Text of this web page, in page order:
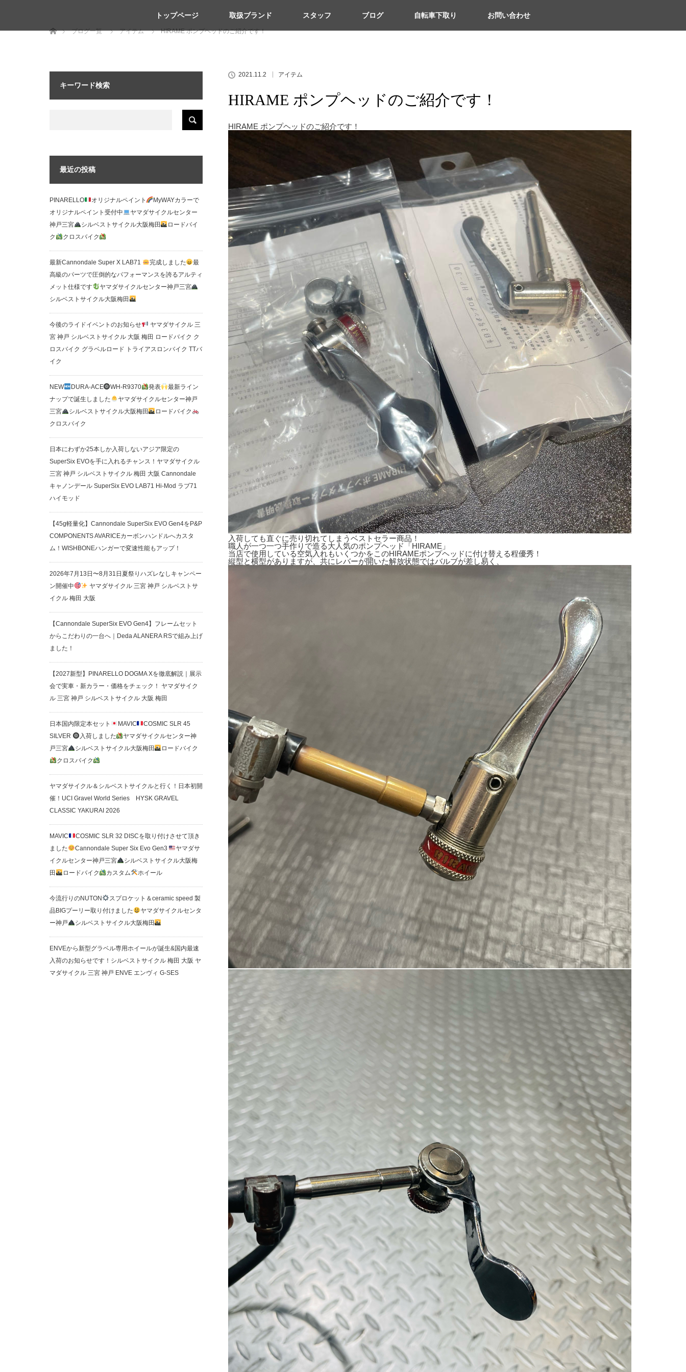
トップページ 取扱ブランド スタッフ ブログ 自転車下取り お問い合わせ
ブログ一覧
アイテム HIRAME ポンプヘッドのご紹介です！
2021.11.2 アイテム
HIRAME ポンプヘッドのご紹介です！
HIRAME ポンプヘッドのご紹介です！
入荷しても直ぐに売り切れてしまうベストセラー商品！
職人が一つ一つ手作りで造る大人気のポンプヘッド「HIRAME」
当店で使用している空気入れもいくつかをこのHIRAMEポンプヘッドに付け替える程優秀！
縦型と横型がありますが、共にレバーが開いた解放状態ではバルブが差し易く、
キーワード検索
最近の投稿
PINARELLO オリジナルペイント
MyWAYカラーで
オリジナルペイント受付中
ヤマダサイクルセンター
神戸三宮
シルベストサイクル大阪梅田
ロードバイ
ク
クロスバイク
最新Cannondale Super X LAB71 完成しました
最
高級のパーツで圧倒的なパフォーマンスを誇るアルティ
メット仕様です
ヤマダサイクルセンター神戸三宮
シルベストサイクル大阪梅田
今後のライドイベントのお知らせ
ヤマダサイクル 三
宮 神戸 シルベストサイクル 大阪 梅田 ロードバイク ク
ロスバイク グラベルロード トライアスロンバイク TTバ
イク
NEW DURA-ACE WH-R9370 発表
最新ライン
ナップで誕生しました
ヤマダサイクルセンター神戸
三宮
シルベストサイクル大阪梅田
ロードバイク
クロスバイク
日本にわずか25本しか入荷しないアジア限定の
SuperSix EVOを手に入れるチャンス！ヤマダサイクル
三宮 神戸 シルベストサイクル 梅田 大阪 Cannondale
キャノンデール SuperSix EVO LAB71 Hi-Mod ラブ71
ハイモッド
【45g軽量化】Cannondale SuperSix EVO Gen4をP&P
COMPONENTS AVARICEカーボンハンドルへカスタ
ム！WISHBONEハンガーで変速性能もアップ！
2026年7月13日〜8月31日夏祭りハズレなしキャンペー
ン開催中
ヤマダサイクル 三宮 神戸 シルベストサ
イクル 梅田 大阪
【Cannondale SuperSix EVO Gen4】フレームセット
からこだわりの一台へ｜Deda ALANERA RSで組み上げ
ました！
【2027新型】PINARELLO DOGMA Xを徹底解説｜展示
会で実車・新カラー・価格をチェック！ ヤマダサイク
ル 三宮 神戸 シルベストサイクル 大阪 梅田
日本国内限定本セット MAVIC
COSMIC SLR 45
SILVER
入荷しました
ヤマダサイクルセンター神
戸三宮
シルベストサイクル大阪梅田
ロードバイク
クロスバイク
ヤマダサイクル＆シルベストサイクルと行く！日本初開
催！UCI Gravel World Series HYSK GRAVEL
CLASSIC YAKURAI 2026
MAVIC
COSMIC SLR 32 DISCを取り付けさせて頂き
ました
Cannondale Super Six Evo Gen3
ヤマダサ
イクルセンター神戸三宮
シルベストサイクル大阪梅
田
ロードバイク カスタム ホイール
今流行りのNUTON
スプロケット＆ceramic speed 製
品BIGプーリー取り付けました
ヤマダサイクルセンタ
ー神戸
シルベストサイクル大阪梅田
ENVEから新型グラベル専用ホイールが誕生&国内最速
入荷のお知らせです！シルベストサイクル 梅田 大阪 ヤ
マダサイクル 三宮 神戸 ENVE エンヴィ G-SES